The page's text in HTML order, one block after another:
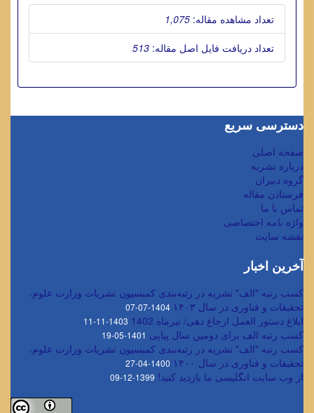
تعداد مشاهده مقاله: 1,075
تعداد دریافت فایل اصل مقاله: 513
دسترسی سریع
صفحه اصلی
درباره نشریه
گروه دبیران
فرستادن مقاله
تماس با ما
واژه نامه اختصاصی
نقشه سایت
آخرین اخبار
کسب رتبه "الف" نشریه در رتبه‌بندی کمیسیون نشریات وزارت علوم،
تحقیقات و فناوری در سال ۱۴۰۳
1404-07-07
ابلاغ دستور العمل ارجاع دهی/ تیرماه 1402 1403-11-11
کسب رتبه الف برای دومین سال پیاپی 1401-05-19
کسب رتبه "الف" نشریه در رتبه‌بندی کمیسیون نشریات وزارت علوم،
تحقیقات و فناوری در سال ۱۴۰۰
1400-04-27
از وب سایت انگلیسی ما بازدید کنید! 1399-12-09